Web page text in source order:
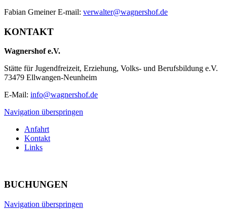
Fabian Gmeiner E-mail: verwalter@wagnershof.de
KONTAKT
Wagnershof e.V.
Stätte für Jugendfreizeit, Erziehung, Volks- und Berufsbildung e.V.
73479 Ellwangen-Neunheim
E-Mail: info@wagnershof.de
Navigation überspringen
Anfahrt
Kontakt
Links
BUCHUNGEN
Navigation überspringen